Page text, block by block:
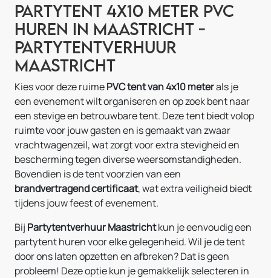
Partytent 4x10 meter PVC
huren in Maastricht -
Partytentverhuur
Maastricht
Kies voor deze ruimePVC tent van 4x10 meterals je
een evenement wilt organiseren en op zoek bent naar
een stevige en betrouwbare tent. Deze tent biedt volop
ruimte voor jouw gasten en is gemaakt van zwaar
vrachtwagenzeil, wat zorgt voor extra stevigheid en
bescherming tegen diverse weersomstandigheden.
Bovendien is de tent voorzien van een
brandvertragend certificaat, wat extra veiligheid biedt
tijdens jouw feest of evenement.
Bij Partytentverhuur Maastrichtkun je eenvoudig een
partytent huren voor elke gelegenheid. Wil je de tent
door ons laten opzetten en afbreken? Dat is geen
probleem! Deze optie kun je gemakkelijk selecteren in